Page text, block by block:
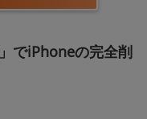
でiPhoneの完全削